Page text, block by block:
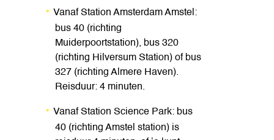
Vanaf Station Amsterdam Amstel:
bus 40 (richting
Muiderpoortstation), bus 320
(richting Hilversum Station) of bus
327 (richting Almere Haven).
Reisduur: 4 minuten.
Vanaf Station Science Park: bus
40 (richting Amstel station) is